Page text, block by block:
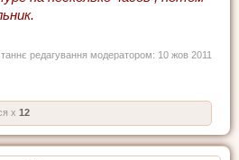
редагування модератором: 10 жов 2011
x 12